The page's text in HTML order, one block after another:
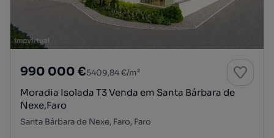
990 000 €5409,84 €/m²
Moradia Isolada T3 Venda em Santa Bárbara de
Nexe,Faro
Santa Bárbara de Nexe, Faro, Faro